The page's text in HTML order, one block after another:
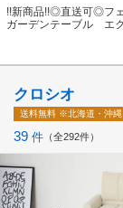
!!新商品!!◎直送可◎フ
ガーデンテーブル エ
リア 丸テーブル
クロシオ
送料無料 ※北海道・沖縄
39 件 全292件